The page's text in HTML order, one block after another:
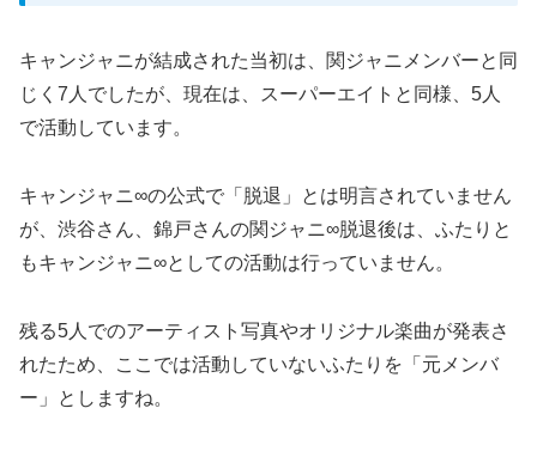
キャンジャニが結成された当初は、関ジャニメンバーと同
じく7人でしたが、現在は、スーパーエイトと同様、5人
で活動しています。
キャンジャニ∞の公式で「脱退」とは明言されていません
が、渋谷さん、錦戸さんの関ジャニ∞脱退後は、ふたりと
もキャンジャニ∞としての活動は行っていません。
残る5人でのアーティスト写真やオリジナル楽曲が発表さ
れたため、ここでは活動していないふたりを「元メンバ
ー」としますね。